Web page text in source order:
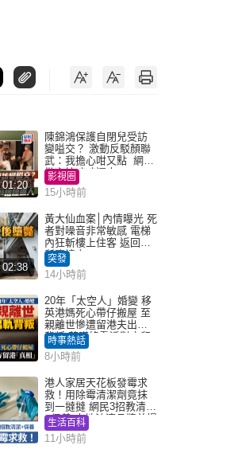
01:20
陳錦鴻保護自閉兒受訪
變嗌交？ 激動反駁顏聯
武：我擔心咁又點 網民
批主持咄咄逼人
影視圈
15小時前
02:38
黃大仙血案│內情曝光 死
者對噪音非常敏感 電梯
內狂斬樓上住客 返回住
所墮樓亡
突發
14小時前
20年「太空人」婚變 移
英港媽死心帶仔搬屋 至
親離世慘遭留港夫出軌
背叛 苦嘆終看透對方留
港「真相」｜Juicy叮
時事熱話
8小時前
港人家居天花板發霉求
救！用除霉清潔劑竟抹
到一撻撻 網民3招教清潔
+保養 本地油漆品牌曾提
醒勿用1物防變色
生活百科
11小時前